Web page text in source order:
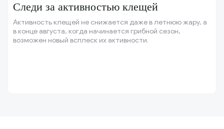
Следи за активностью клещей
Активность клещей не снижается даже в летнюю жару, а
в конце августа, когда начинается грибной сезон,
возможен новый всплеск их активности.